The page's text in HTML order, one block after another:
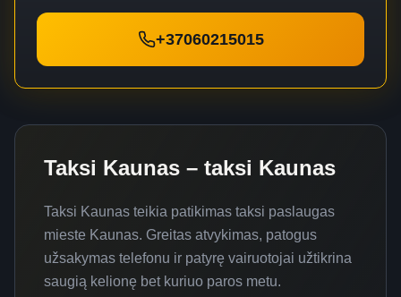
+37060215015
Taksi Kaunas – taksi Kaunas
Taksi Kaunas teikia patikimas taksi paslaugas
mieste Kaunas. Greitas atvykimas, patogus
užsakymas telefonu ir patyrę vairuotojai užtikrina
saugią kelionę bet kuriuo paros metu.